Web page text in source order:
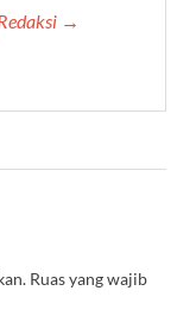
→
Ruas yang wajib